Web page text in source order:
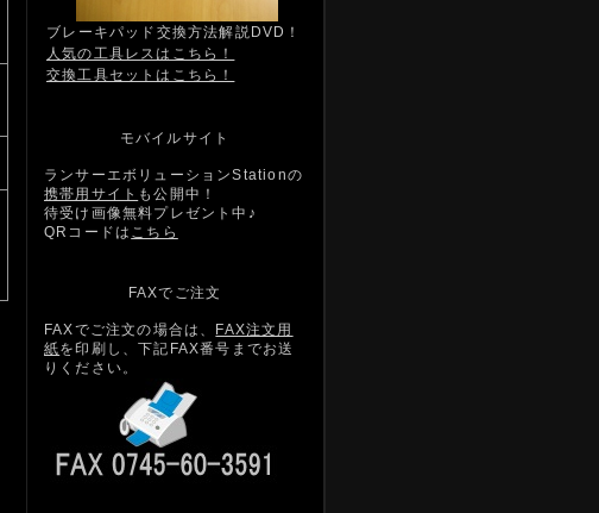
ブレーキパッド交換方法解説DVD！
人気の工具レスはこちら！
交換工具セットはこちら！
モバイルサイト
ランサーエボリューションStationの
携帯用サイト も公開中！
待受け画像無料プレゼント中♪
QRコードは こちら
FAXでご注文
FAXでご注文の場合は、
FAX注文用
紙を印刷し、下記FAX番号までお送
りください。